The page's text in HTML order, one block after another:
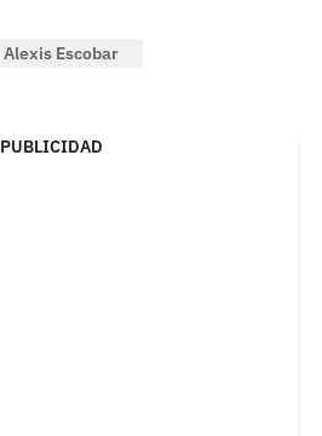
Alexis Escobar
PUBLICIDAD